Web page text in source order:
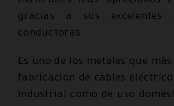
gracias a sus excelentes
conductoras.
Es uno de los metales que
fabricación de cables
industrial como de uso